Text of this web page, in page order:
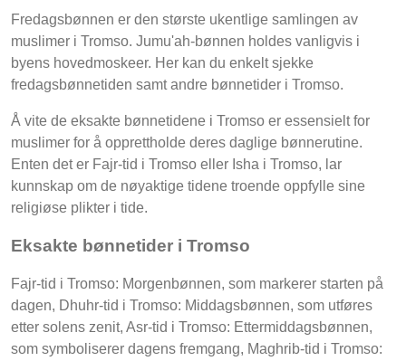
Fredagsbønnen er den største ukentlige samlingen av
muslimer i Tromso. Jumu'ah-bønnen holdes vanligvis i
byens hovedmoskeer. Her kan du enkelt sjekke
fredagsbønnetiden samt andre bønnetider i Tromso.
Å vite de eksakte bønnetidene i Tromso er essensielt for
muslimer for å opprettholde deres daglige bønnerutine.
Enten det er Fajr-tid i Tromso eller Isha i Tromso, lar
kunnskap om de nøyaktige tidene troende oppfylle sine
religiøse plikter i tide.
Eksakte bønnetider i Tromso
Fajr-tid i Tromso: Morgenbønnen, som markerer starten på
dagen, Dhuhr-tid i Tromso: Middagsbønnen, som utføres
etter solens zenit, Asr-tid i Tromso: Ettermiddagsbønnen,
som symboliserer dagens fremgang, Maghrib-tid i Tromso: